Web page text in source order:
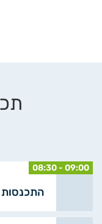
08:30 - 09:00
התכנסות